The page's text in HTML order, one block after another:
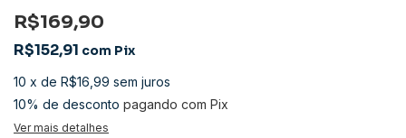
R$169,90
R$152,91 com Pix
10 x de R$16,99 sem juros
10% de desconto pagando com Pix
Ver mais detalhes